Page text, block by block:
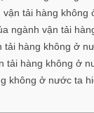
tải hàng không
ngành vận tải
tải hàng không ở
tải hàng không ở
không ở nước ta